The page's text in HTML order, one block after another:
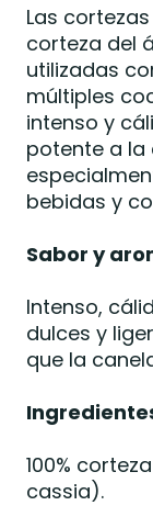
Las
corteza del
utilizadas
múltiples
intenso y
potente a la
bebidas y
Sabor y
Intenso,
dulces y
que la
100%
cassia).